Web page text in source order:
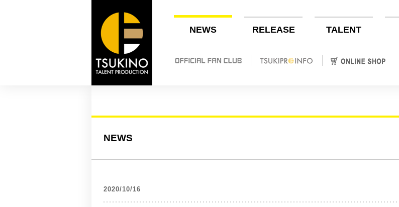
NEWS RELEASE TALENT
NEWS
2020/10/16